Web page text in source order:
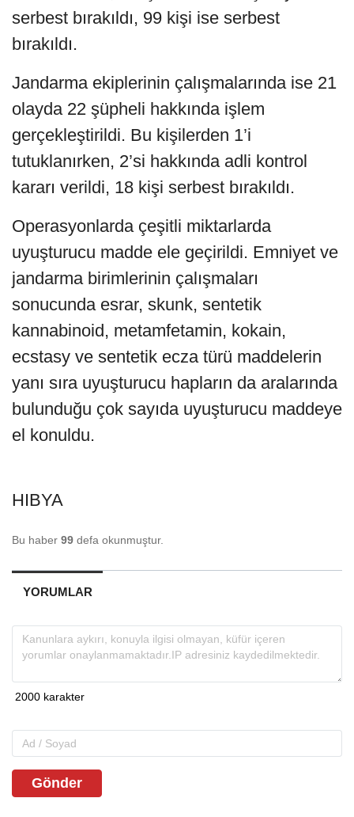
serbest bırakıldı, 99 kişi ise serbest
bırakıldı.
Jandarma ekiplerinin çalışmalarında ise 21
olayda 22 şüpheli hakkında işlem
gerçekleştirildi. Bu kişilerden 1’i
tutuklanırken, 2’si hakkında adli kontrol
kararı verildi, 18 kişi serbest bırakıldı.
Operasyonlarda çeşitli miktarlarda
uyuşturucu madde ele geçirildi. Emniyet ve
jandarma birimlerinin çalışmaları
sonucunda esrar, skunk, sentetik
kannabinoid, metamfetamin, kokain,
ecstasy ve sentetik ecza türü maddelerin
yanı sıra uyuşturucu hapların da aralarında
bulunduğu çok sayıda uyuşturucu maddeye
el konuldu.
HIBYA
Bu haber 99 defa okunmuştur.
YORUMLAR
Gönder